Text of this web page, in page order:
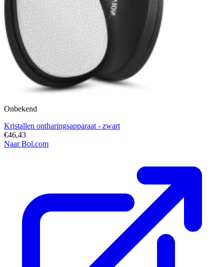
Onbekend
Kristallen ontharingsapparaat - zwart
€46,43
Naar Bol.com